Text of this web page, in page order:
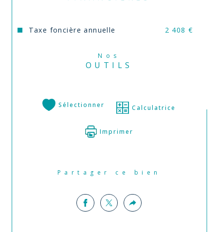
Taxe foncière annuelle 2 408 €
Nos
OUTILS
Sélectionner Calculatrice
Imprimer
Partager ce bien